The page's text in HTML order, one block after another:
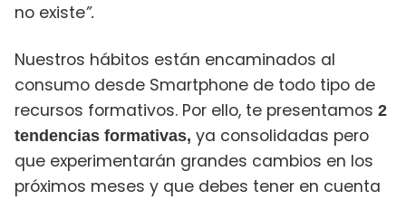
no existe”.
Nuestros hábitos están encaminados al
consumo desde Smartphone de todo tipo de
recursos formativos. Por ello, te presentamos 2
tendencias formativas, ya consolidadas pero
que experimentarán grandes cambios en los
próximos meses y que debes tener en cuenta